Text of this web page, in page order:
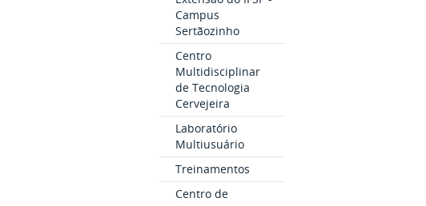
Campus
Sertãozinho
Centro
Multidisciplinar
de Tecnologia
Cervejeira
Laboratório
Multiusuário
Treinamentos
Centro de